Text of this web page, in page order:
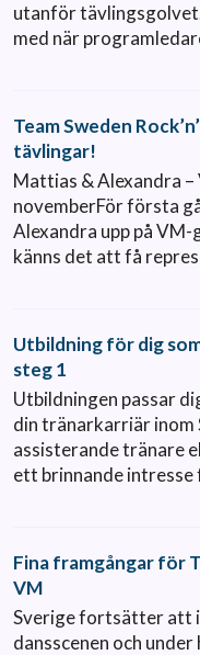
utanför
med när
Team Sweden
tävlingar!
Mattias & Alexandra
novemberFör första
Alexandra upp på VM-
känns det att få
Utbildning för dig
steg 1
Utbildningen passar
din tränarkarriär inom
assisterande tränare
ett brinnande intresse
Fina framgångar för
VM
Sverige fortsätter att
dansscenen och